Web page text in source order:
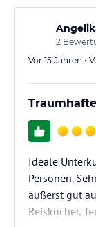
hierher.
2
Vor 15 Jahren •
Ideale
Personen.
äußerst gut
Reiskocher,